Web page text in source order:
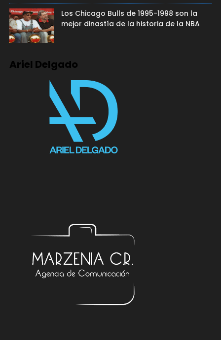
Los Chicago Bulls de 1995-1998 son la
mejor dinastía de la historia de la NBA
Ariel Delgado